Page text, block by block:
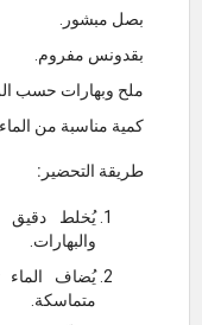
بصل مبشور.
بقدونس مفروم.
ملح وبهارات حسب
كمية مناسبة من
طريقة التحضير:
يُخلط دقيق
والبهارات.
يُضاف الماء
متماسكة.